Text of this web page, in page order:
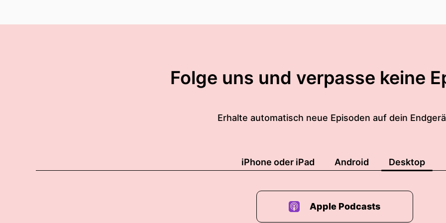
Folge uns und verpasse keine
Erhalte automatisch neue Episoden auf dein
iPhone oder iPad Android Desktop
Apple Podcasts